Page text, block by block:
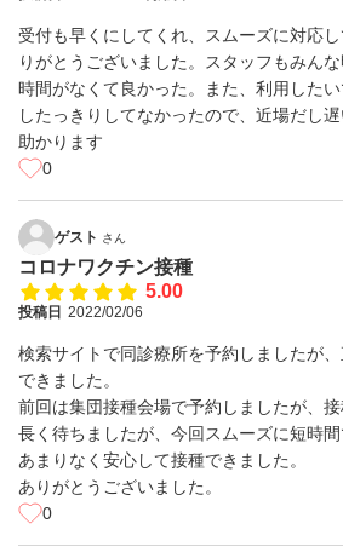
受付も早くにしてくれ、スムーズに対応
りがとうございました。スタッフもみん
時間がなくて良かった。また、利用した
したっきりしてなかったので、近場だし
助かります
0
ゲスト さん
コロナワクチン接種
5.00
投稿日 2022/02/06
検索サイトで同診療所を予約しましたが
できました。
前回は集団接種会場で予約しましたが、
長く待ちましたが、今回スムーズに短時
あまりなく安心して接種できました。
ありがとうございました。
0